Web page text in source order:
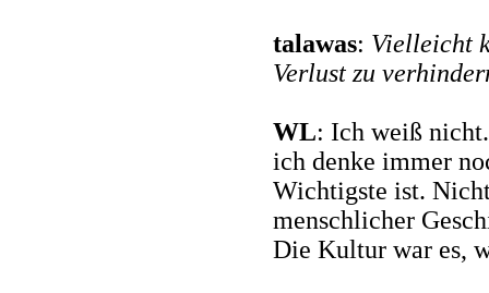
talawas: Vielleicht
Verlust zu
WL: Ich weiß
ich denke immer
Wichtigste ist.
menschlicher
Die Kultur war es,